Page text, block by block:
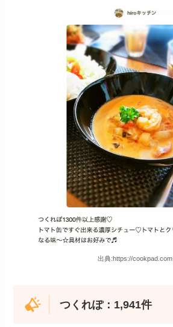
出典:https://cookpad.com
つくれぽ：1,941件